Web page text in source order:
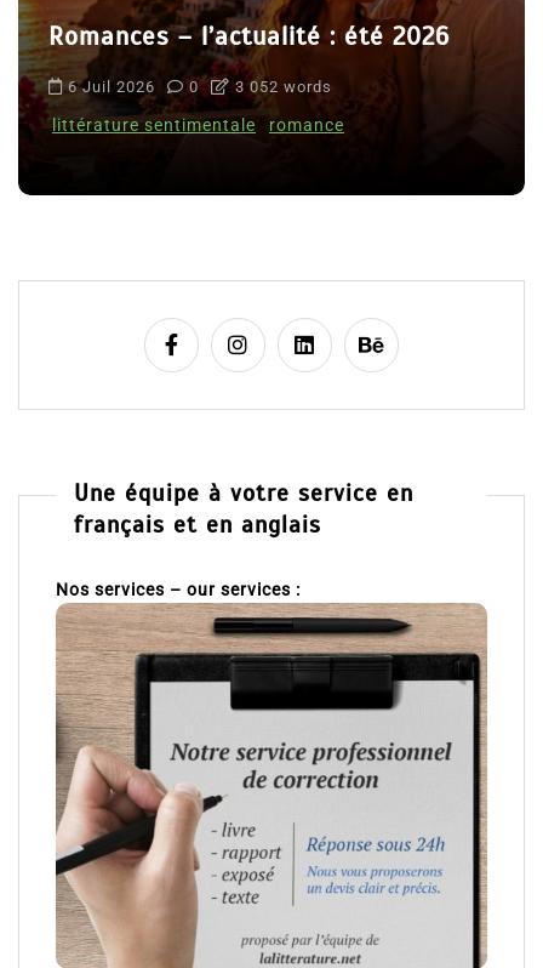
Romances – l’actualité : été 2026
6 Juil 2026 0 3 052 words
littérature sentimentale romance
Une équipe à votre service en
français et en anglais
Nos services – our services :